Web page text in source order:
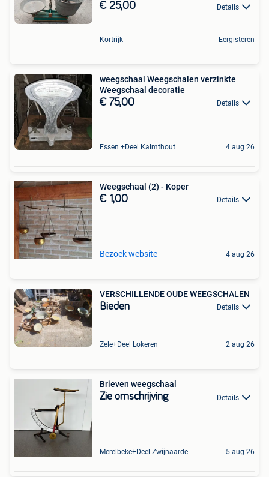
€ 25,00 Details
Kortrijk Eergisteren
weegschaal Weegschalen verzinkte
Weegschaal decoratie
€ 75,00 Details
Essen +Deel Kalmthout 4 aug 26
Weegschaal (2) - Koper
€ 1,00 Details
Bezoek website 4 aug 26
VERSCHILLENDE OUDE WEEGSCHALEN
Bieden Details
Zele+Deel Lokeren 2 aug 26
Brieven weegschaal
Zie omschrijving Details
Merelbeke+Deel Zwijnaarde 5 aug 26